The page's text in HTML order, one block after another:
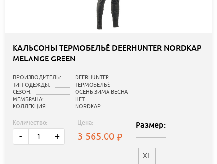
КАЛЬСОНЫ ТЕРМОБЕЛЬЁ DEERHUNTER NORDKAP
MELANGE GREEN
ПРОИЗВОДИТЕЛЬ:
DEERHUNTER
ТИП ОДЕЖДЫ:
ТЕРМОБЕЛЬЁ
СЕЗОН:
ОСЕНЬ-ЗИМА-ВЕСНА
МЕМБРАНА:
НЕТ
КОЛЛЕКЦИЯ:
NORDKAP
Количество:
- +
Цена:
3 565.00
Размер:
XL